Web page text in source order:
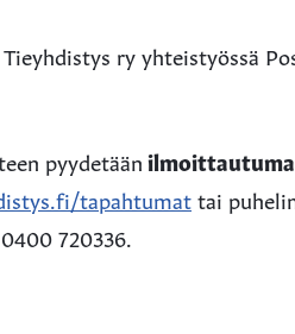
ry yhteistyössä
pyydetään
tapahtumattai
720336.